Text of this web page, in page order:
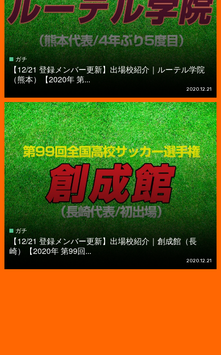
ガチ
【12/21 登録メンバー更新】出場校紹介｜ルーテル学院
（熊本）【2020年 第...
2020.12.21
ガチ
【12/21 登録メンバー更新】出場校紹介｜創成館（長
崎）【2020年 第99回...
2020.12.21